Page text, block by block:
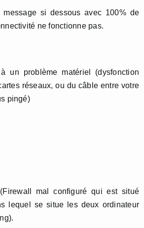
si dessous avec 100% de
ne fonctionne pas.
un problème matériel (dysfonction
réseaux, ou du câble entre votre
pingé)
mal configuré qui est situé
lequel se situe les deux ordinateur